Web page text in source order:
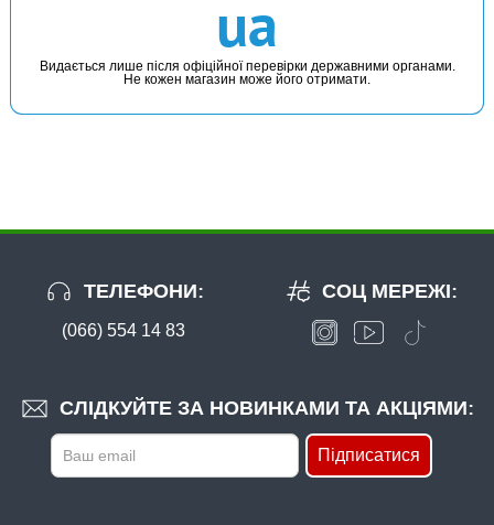
ua
Видається лише після офіційної перевірки державними органами.
Не кожен магазин може його отримати.
ТЕЛЕФОНИ:
(066) 554 14 83
СЛІДКУЙТЕ ЗА НОВИНКАМИ ТА АКЦІЯМИ:
Підписатися
СОЦ МЕРЕЖІ: